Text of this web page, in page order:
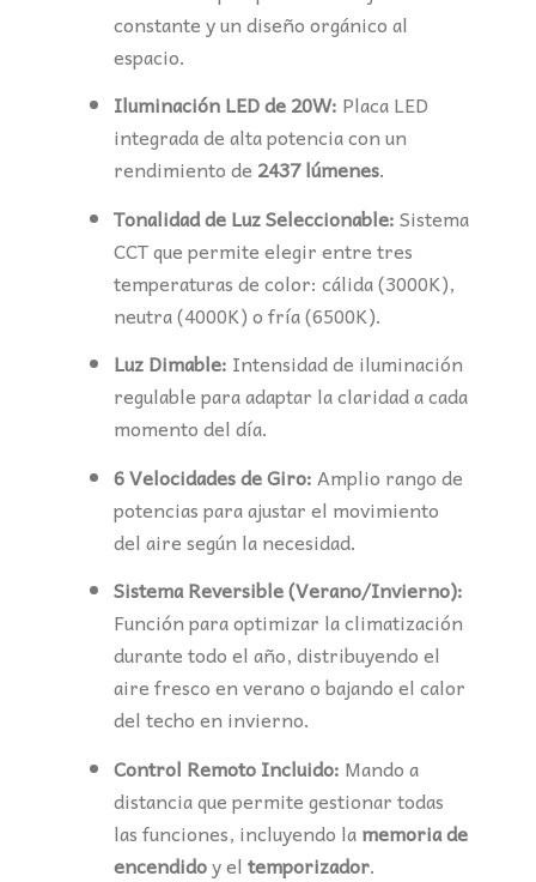
constante y un diseño orgánico al
espacio.
Iluminación LED de 20W: Placa LED
integrada de alta potencia con un
rendimiento de 2437 lúmenes.
Tonalidad de Luz Seleccionable:Sistema
CCT que permite elegir entre tres
temperaturas de color: cálida (3000K),
neutra (4000K) o fría (6500K).
Luz Dimable: Intensidad de iluminación
regulable para adaptar la claridad a cada
momento del día.
6 Velocidades de Giro:Amplio rango de
potencias para ajustar el movimiento
del aire según la necesidad.
Sistema Reversible (Verano/Invierno):
Función para optimizar la climatización
durante todo el año, distribuyendo el
aire fresco en verano o bajando el calor
del techo en invierno.
Control Remoto Incluido: Mando a
distancia que permite gestionar todas
las funciones, incluyendo lamemoria de
encendidoy eltemporizador.